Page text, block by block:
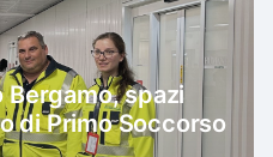
spazi
di Primo Soccorso